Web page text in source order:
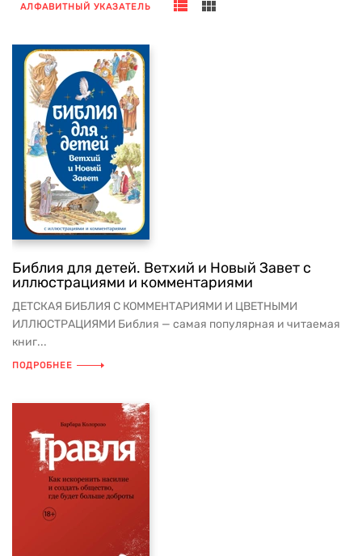
АЛФАВИТНЫЙ УКАЗАТЕЛЬ
Библия для детей. Ветхий и Новый Завет с
иллюстрациями и комментариями
ДЕТСКАЯ БИБЛИЯ С КОММЕНТАРИЯМИ И ЦВЕТНЫМИ
ИЛЛЮСТРАЦИЯМИ Библия — самая популярная и читаемая
книг...
ПОДРОБНЕЕ